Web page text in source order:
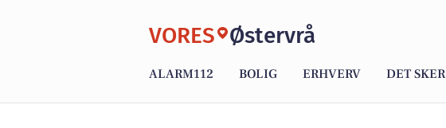
VORES Østervrå
ALARM112 BOLIG ERHVERV DET SKER